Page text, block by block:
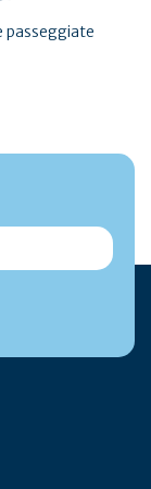
passeggiate